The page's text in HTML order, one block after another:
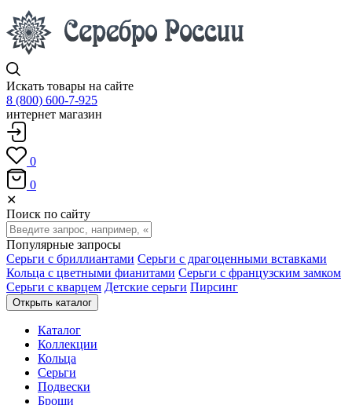
Искать товары на сайте
8 (800) 600-7-925
интернет магазин
0
0
✕
Поиск по сайту
Популярные запросы
Серьги с бриллиантами Серьги с драгоценными вставками
Кольца с цветными фианитами Серьги с французским замком
Серьги с кварцем Детские серьги Пирсинг
Открыть каталог
Каталог
Коллекции
Кольца
Серьги
Подвески
Броши